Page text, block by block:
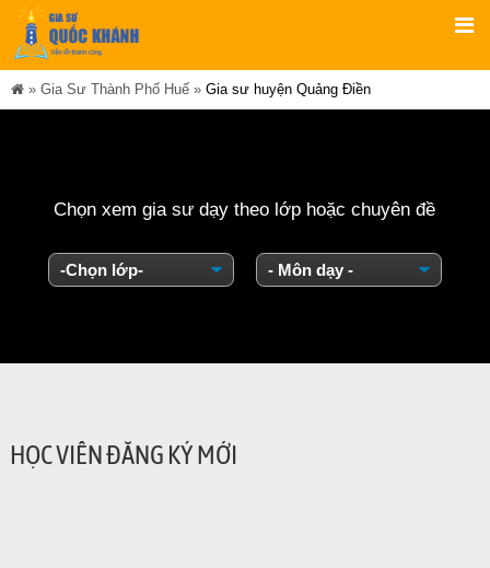
» Gia Sư Thành Phố Huế » Gia sư huyện Quảng Điền
Chọn xem gia sư dạy theo lớp hoặc chuyên đề
HỌC VIÊN ĐĂNG KÝ MỚI